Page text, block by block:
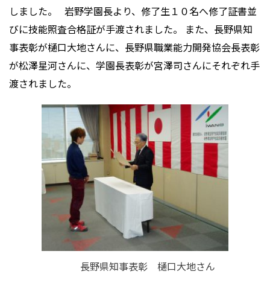
しました。 岩野学園長より、修了生１０名へ修了証書並
びに技能照査合格証が手渡されました。 また、長野県知
事表彰が樋口大地さんに、長野県職業能力開発協会長表彰
が松澤星河さんに、学園長表彰が宮澤司さんにそれぞれ手
渡されました。
長野県知事表彰 樋口大地さん